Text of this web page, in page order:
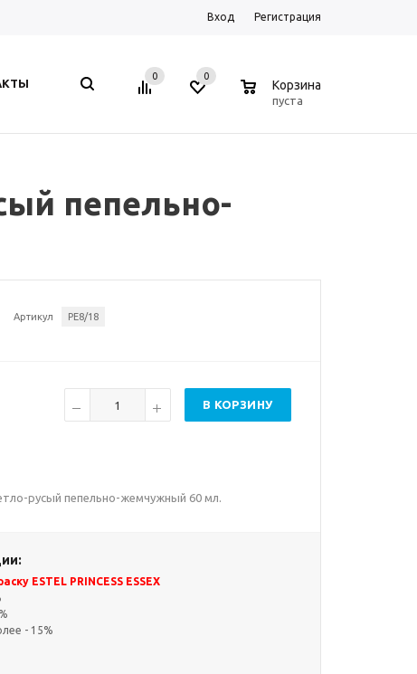
Вход Регистрация
0 0
Корзина
пуста
пепельно-
Артикул PE8/18
В КОРЗИНУ
русый пепельно-жемчужный 60 мл.
ESTEL PRINCESS ESSEX
- 15%